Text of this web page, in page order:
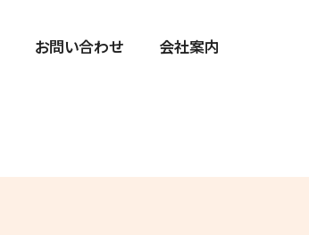
お問い合わせ 会社案内